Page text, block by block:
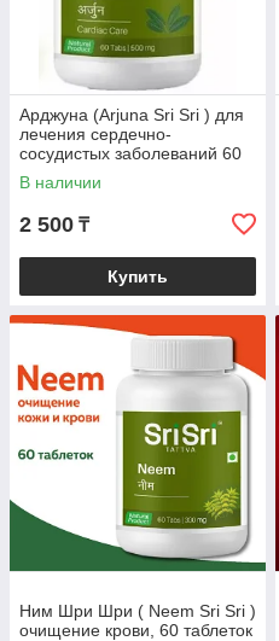
Арджуна (Arjuna Sri Sri ) для
лечения сердечно-
сосудистых заболеваний 60
табл
В наличии
2 500 ₸
Купить
Ним Шри Шри ( Neem Sri Sri )
очищение крови, 60 таблеток